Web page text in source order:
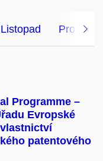
Listopad Prosinec
Programme –
Evropské
patentového